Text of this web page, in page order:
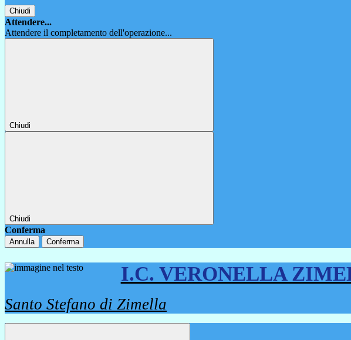
Chiudi
Attendere...
Attendere il completamento dell'operazione...
Chiudi
Chiudi
Conferma
Annulla Conferma
I.C. VERONELLA
Santo Stefano di Zimella